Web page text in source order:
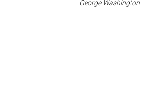
George Washington